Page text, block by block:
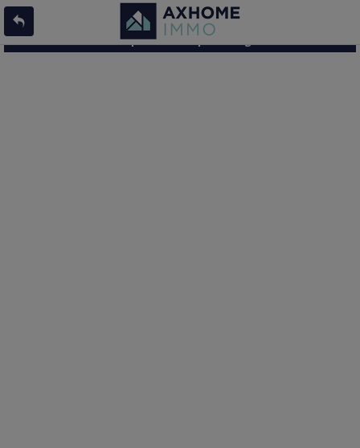
L'offre 8790344 n'existe pas ou n'est plus en ligne